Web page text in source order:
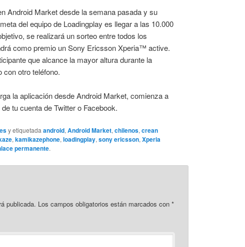
Android Market desde la semana pasada y su
del equipo de Loadingplay es llegar a las 10.000
se realizará un sorteo entre todos los
como premio un Sony Ericsson Xperia™ active.
que alcance la mayor altura durante la
con otro teléfono.
la aplicación desde Android Market, comienza a
tu cuenta de Twitter o Facebook.
y etiquetada android, Android Market, chilenos, crean
, kamikazephone, loadingplay, sony ericsson, Xperia
permanente.
publicada. Los campos obligatorios están marcados con *